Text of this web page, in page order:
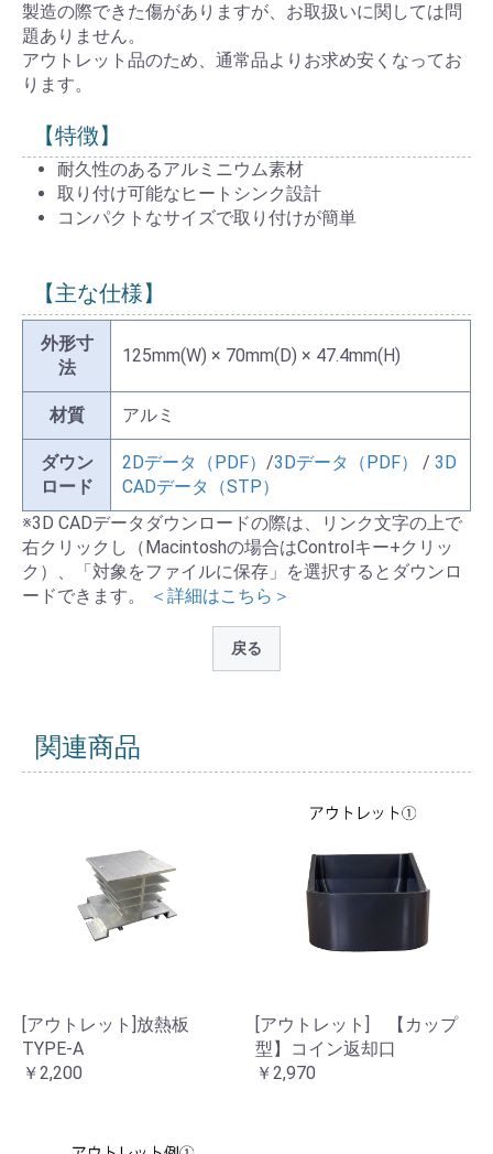
製造の際できた傷がありますが、お取扱いに関しては問
題ありません。
アウトレット品のため、通常品よりお求め安くなってお
ります。
【特徴】
耐久性のあるアルミニウム素材
取り付け可能なヒートシンク設計
コンパクトなサイズで取り付けが簡単
【主な仕様】
外形寸
法
125mm(W) × 70mm(D) × 47.4mm(H)
材質 アルミ
ダウン
ロード
2Dデータ（PDF） /3Dデータ（PDF） / 3D
CADデータ（STP）
※3D CADデータダウンロードの際は、リンク文字の上で
右クリックし（Macintoshの場合はControlキー+クリッ
ク）、「対象をファイルに保存」を選択するとダウンロ
ードできます。
＜詳細はこちら＞
戻る
[アウトレット]放熱板
TYPE-A
￥2,200
[アウトレット] 【カップ
型】コイン返却口
￥2,970